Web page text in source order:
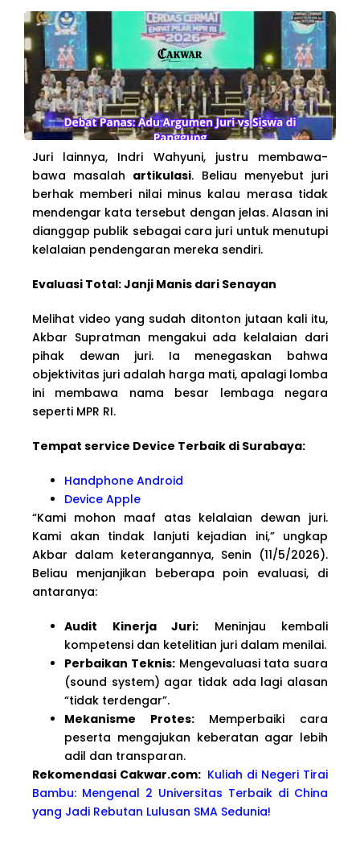
Juri lainnya, Indri Wahyuni, justru membawa-
bawa masalah artikulasi. Beliau menyebut juri
berhak memberi nilai minus kalau merasa tidak
mendengar kata tersebut dengan jelas. Alasan ini
dianggap publik sebagai cara juri untuk menutupi
kelalaian pendengaran mereka sendiri.
Evaluasi Total: Janji Manis dari Senayan
Melihat video yang sudah ditonton jutaan kali itu,
Akbar Supratman mengakui ada kelalaian dari
pihak dewan juri. Ia menegaskan bahwa
objektivitas juri adalah harga mati, apalagi lomba
ini membawa nama besar lembaga negara
seperti MPR RI.
Tempat service Device Terbaik di Surabaya:
Handphone Android
Device Apple
“Kami mohon maaf atas kelalaian dewan juri.
Kami akan tindak lanjuti kejadian ini,” ungkap
Akbar dalam keterangannya, Senin (11/5/2026).
Beliau menjanjikan beberapa poin evaluasi, di
antaranya:
Audit Kinerja Juri: Meninjau kembali
kompetensi dan ketelitian juri dalam menilai.
Perbaikan Teknis:Mengevaluasi tata suara
(sound system) agar tidak ada lagi alasan
“tidak terdengar”.
Mekanisme Protes:Memperbaiki cara
peserta mengajukan keberatan agar lebih
adil dan transparan.
Rekomendasi Cakwar.com: Kuliah di Negeri Tirai
Bambu: Mengenal 2 Universitas Terbaik di China
yang Jadi Rebutan Lulusan SMA Sedunia!